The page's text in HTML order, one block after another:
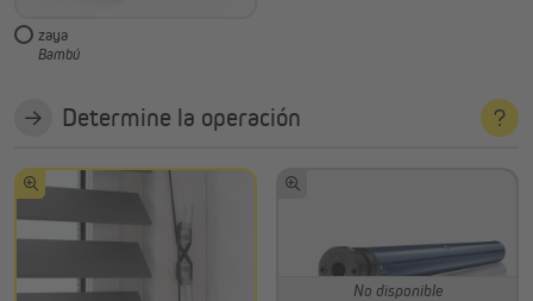
zaya
Bambú
Determine la operación
No disponible